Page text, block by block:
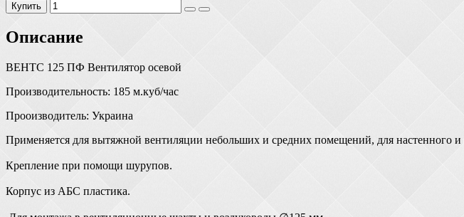
Купить
Описание
ВЕНТС 125 ПФ Вентилятор осевой
Производительность: 185 м.куб/час
Прооизводитель: Украина
Применяется для вытяжной вентиляции небольших и средних помещений, для настенного и
Крепление при помощи шурупов.
Корпус из АБС пластика.